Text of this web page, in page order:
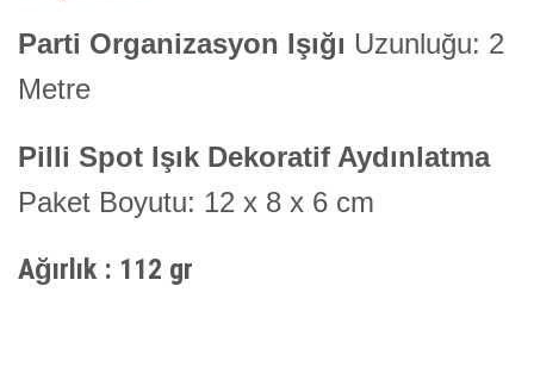
Parti Organizasyon Işığı Uzunluğu: 2
Metre
Pilli Spot Işık Dekoratif Aydınlatma
Paket Boyutu: 12 x 8 x 6 cm
Ağırlık : 112 gr